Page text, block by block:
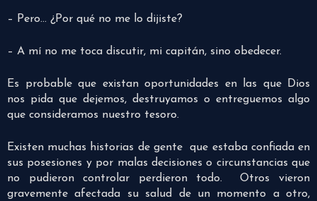
– Pero… ¿Por qué no me lo dijiste?
– A mí no me toca discutir, mi capitán, sino obedecer.
Es probable que existan oportunidades en las que Dios
nos pida que dejemos, destruyamos o entreguemos algo
que consideramos nuestro tesoro.
Existen muchas historias de gente que estaba confiada en
sus posesiones y por malas decisiones o circunstancias que
no pudieron controlar perdieron todo. Otros vieron
gravemente afectada su salud de un momento a otro,